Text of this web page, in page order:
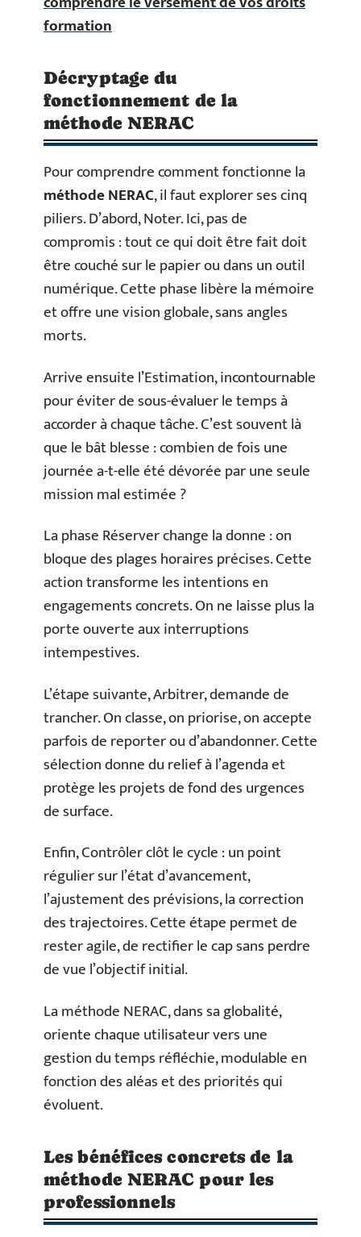
formation
Décryptage du
fonctionnement de la
méthode NERAC
Pour comprendre comment fonctionne la
méthode NERAC, il faut explorer ses cinq
piliers. D’abord, Noter. Ici, pas de
compromis : tout ce qui doit être fait doit
être couché sur le papier ou dans un outil
numérique. Cette phase libère la mémoire
et offre une vision globale, sans angles
morts.
Arrive ensuite l’Estimation, incontournable
pour éviter de sous-évaluer le temps à
accorder à chaque tâche. C’est souvent là
que le bât blesse : combien de fois une
journée a-t-elle été dévorée par une seule
mission mal estimée ?
La phase Réserver change la donne : on
bloque des plages horaires précises. Cette
action transforme les intentions en
engagements concrets. On ne laisse plus la
porte ouverte aux interruptions
intempestives.
L’étape suivante, Arbitrer, demande de
trancher. On classe, on priorise, on accepte
parfois de reporter ou d’abandonner. Cette
sélection donne du relief à l’agenda et
protège les projets de fond des urgences
de surface.
Enfin, Contrôler clôt le cycle : un point
régulier sur l’état d’avancement,
l’ajustement des prévisions, la correction
des trajectoires. Cette étape permet de
rester agile, de rectifier le cap sans perdre
de vue l’objectif initial.
La méthode NERAC, dans sa globalité,
oriente chaque utilisateur vers une
gestion du temps réfléchie, modulable en
fonction des aléas et des priorités qui
évoluent.
Les bénéfices concrets de la
méthode NERAC pour les
professionnels